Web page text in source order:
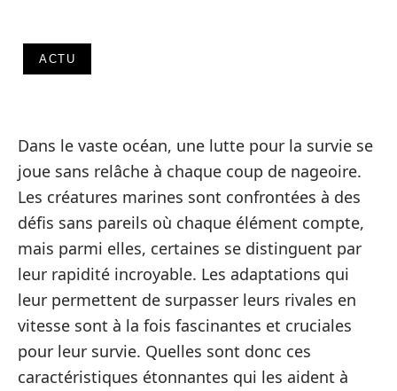
ACTU
Dans le vaste océan, une lutte pour la survie se
joue sans relâche à chaque coup de nageoire.
Les créatures marines sont confrontées à des
défis sans pareils où chaque élément compte,
mais parmi elles, certaines se distinguent par
leur rapidité incroyable. Les adaptations qui
leur permettent de surpasser leurs rivales en
vitesse sont à la fois fascinantes et cruciales
pour leur survie. Quelles sont donc ces
caractéristiques étonnantes qui les aident à